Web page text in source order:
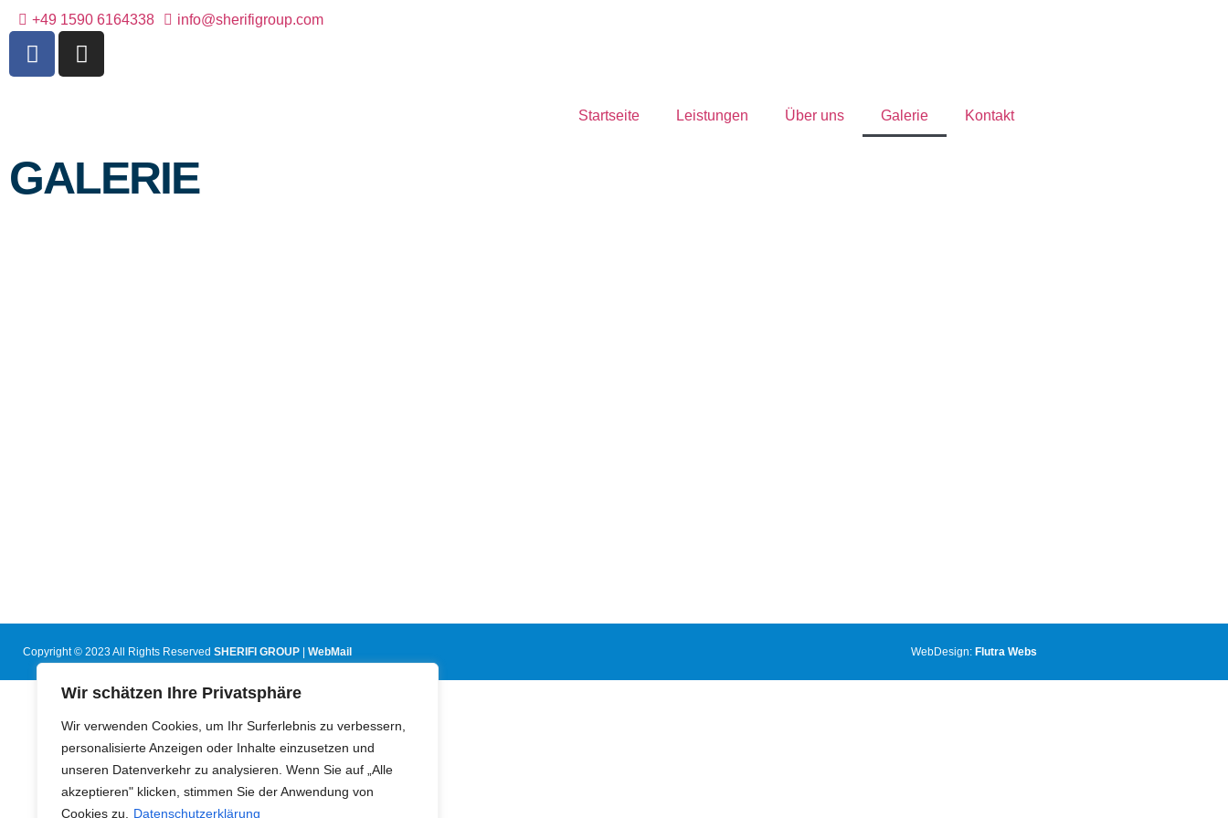
Wir schätzen Ihre Privatsphäre
Wir verwenden Cookies, um Ihr Surferlebnis zu verbessern,
personalisierte Anzeigen oder Inhalte einzusetzen und
unseren Datenverkehr zu analysieren. Wenn Sie auf „Alle
akzeptieren" klicken, stimmen Sie der Anwendung von
Cookies zu.
Datenschutzerklärung
+49 1590 6164338 info@sherifigroup.com
Startseite Leistungen Über uns Galerie Kontakt
GALERIE
Copyright © 2023 All Rights Reserved SHERIFI GROUP WebMail WebDesign: Flutra Webs